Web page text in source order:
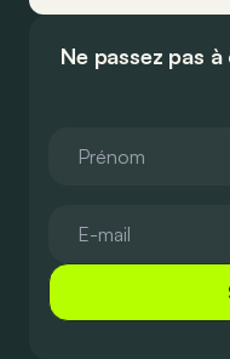
Ne passez pas